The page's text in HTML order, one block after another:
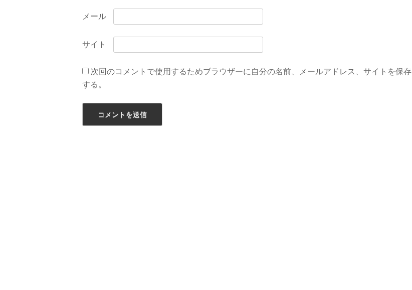
メール
サイト
次回のコメントで使用するためブラウザーに自分の名前、メールアドレス、サイトを保存
する。